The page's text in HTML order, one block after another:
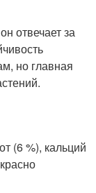
отвечает за
но главная
(6 %), кальций